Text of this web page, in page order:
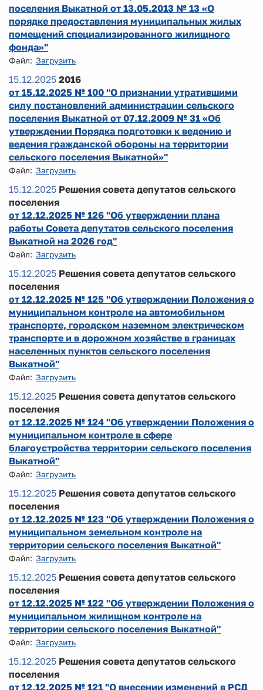
поселения Выкатной от 13.05.2013 № 13 «О
порядке предоставления муниципальных жилых
помещений специализированного жилищного
фонда»"
Файл: Загрузить
15.12.2025 2016
от 15.12.2025 № 100 "О признании утратившими
силу постановлений администрации сельского
поселения Выкатной от 07.12.2009 № 31 «Об
утверждении Порядка подготовки к ведению и
ведения гражданской обороны на территории
сельского поселения Выкатной»"
Файл: Загрузить
15.12.2025 Решения совета депутатов сельского
поселения
от 12.12.2025 № 126 "Об утверждении плана
работы Совета депутатов сельского поселения
Выкатной на 2026 год"
Файл: Загрузить
15.12.2025 Решения совета депутатов сельского
поселения
от 12.12.2025 № 125 "Об утверждении Положения о
муниципальном контроле на автомобильном
транспорте, городском наземном электрическом
транспорте и в дорожном хозяйстве в границах
населенных пунктов сельского поселения
Выкатной"
Файл: Загрузить
15.12.2025 Решения совета депутатов сельского
поселения
от 12.12.2025 № 124 "Об утверждении Положения о
муниципальном контроле в сфере
благоустройства территории сельского поселения
Выкатной"
Файл: Загрузить
15.12.2025 Решения совета депутатов сельского
поселения
от 12.12.2025 № 123 "Об утверждении Положения о
муниципальном земельном контроле на
территории сельского поселения Выкатной"
Файл: Загрузить
15.12.2025 Решения совета депутатов сельского
поселения
от 12.12.2025 № 122 "Об утверждении Положения о
муниципальном жилищном контроле на
территории сельского поселения Выкатной"
Файл: Загрузить
15.12.2025 Решения совета депутатов сельского
поселения
от 12.12.2025 № 121 "О внесении изменений в РСД